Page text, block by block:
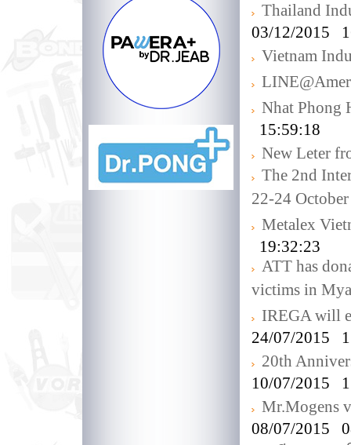
Thailand
03/12/2015
Vietnam
Nhat Phong
15:59:18
New Leter
The 2nd
22-24
Metalex
19:32:23
ATT has
victims in
IREGA will
24/07/2015
20th
10/07/2015
Mr.Mogens
08/07/2015